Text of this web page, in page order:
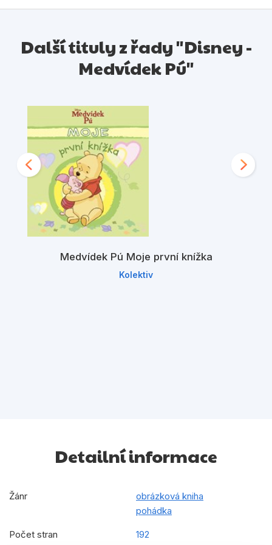
Další tituly z řady "Disney -
Medvídek Pú"
Medvídek Pú Moje první knížka
Kolektiv
Detailní informace
Žánr
obrázková kniha
pohádka
Počet stran 192